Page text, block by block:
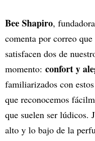
Bee Shapiro,
comenta por correo
satisfacen dos de
momento: confort y
familiarizados con
que reconocemos
que suelen ser lúdicos.
alto y lo bajo de la